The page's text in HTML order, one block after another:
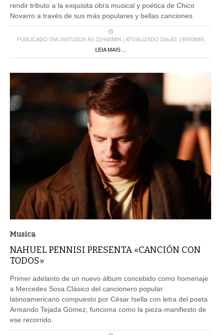
rendir tributo a la exquisita obra musical y poética de Chico
Novarro a través de sus más populares y bellas canciones.
PUBLICADO DIA 28/07/2026 ÀS 22H48MIN | ATUALIZADO DIA ÀS 19H50MIN
LEIA MAIS ...
Musica
NAHUEL PENNISI PRESENTA «CANCIÓN CON
TODOS»
Primer adelanto de un nuevo álbum concebido como homenaje
a Mercedes Sosa.Clásico del cancionero popular
latinoamericano compuesto por César Isella con letra del poeta
Armando Tejada Gómez, funciona como la pieza-manifiesto de
ese recorrido.